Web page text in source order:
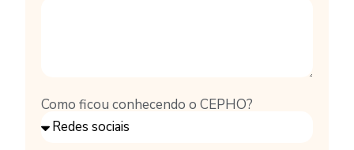
Como ficou conhecendo o CEPHO?